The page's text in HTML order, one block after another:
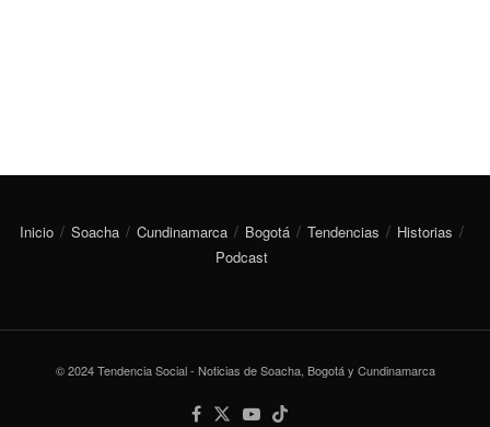
Inicio Soacha Cundinamarca Bogotá Tendencias
Historias
Podcast
© 2024 Tendencia Social - Noticias de Soacha, Bogotá y Cundinamarca